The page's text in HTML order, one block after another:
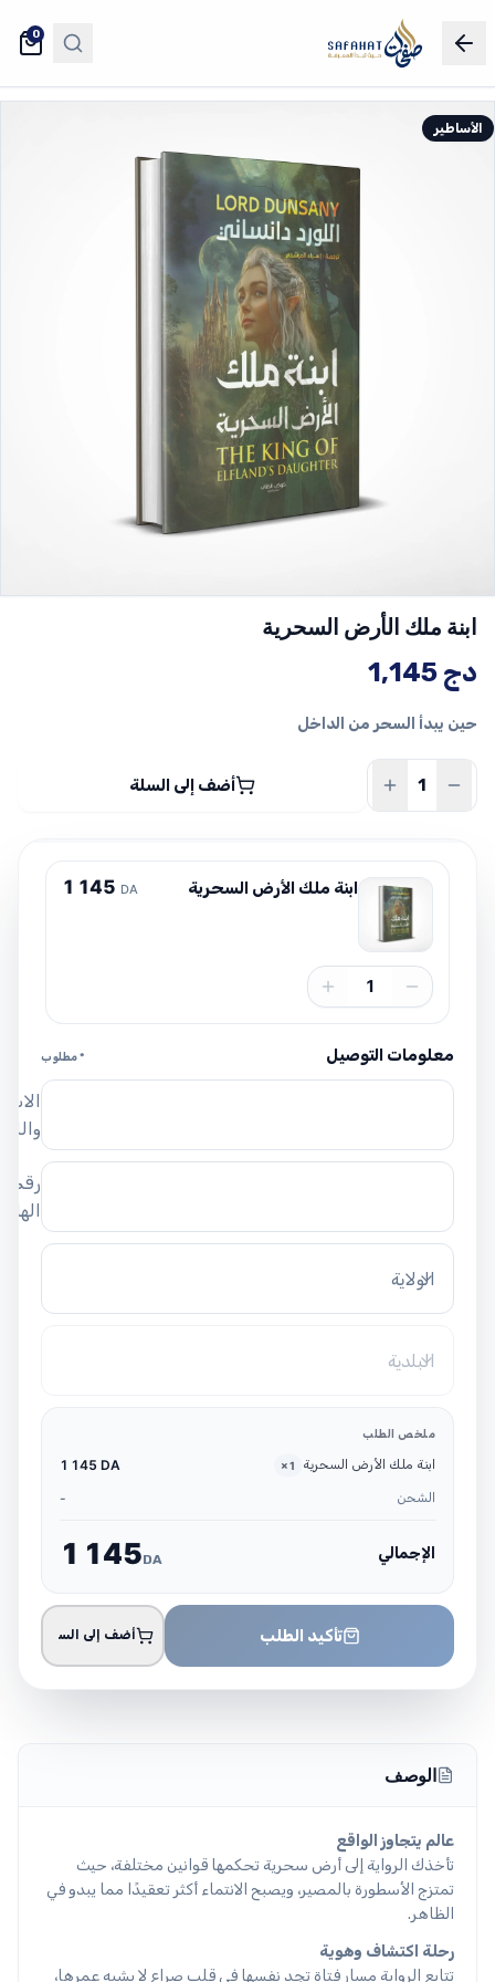
0
الأساطير
ابنة ملك الأرض السحرية
1,145 دج
حين يبدأ السحر من الداخل
أضف إلى السلة
ابنة ملك الأرض السحرية 1 145 DA
1
معلومات التوصيل * مطلوب
رقم
الولاية
البلدية
ملخص الطلب
ابنة ملك الأرض السحرية ×1
1 145 DA
الشحن -
الإجمالي 1 145DA
تأكيد الطلب أضف إلى السلة
الوصف
عالم يتجاوز الواقع
تأخذك الرواية إلى أرض سحرية تحكمها قوانين مختلفة، حيث
تمتزج الأسطورة بالمصير، ويصبح الانتماء أكثر تعقيدًا مما يبدو في
الظاهر.
رحلة اكتشاف وهوية
تتابع الرواية مسار فتاة تجد نفسها في قلب صراع لا يشبه عمرها،